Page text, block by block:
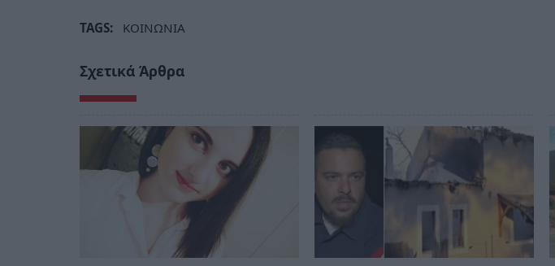
TAGS: ΚΟΙΝΩΝΙΑ
Σχετικά Άρθρα